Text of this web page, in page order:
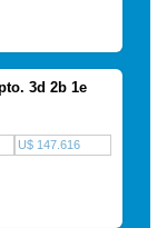
3d 2b 1e
U$ 147.616